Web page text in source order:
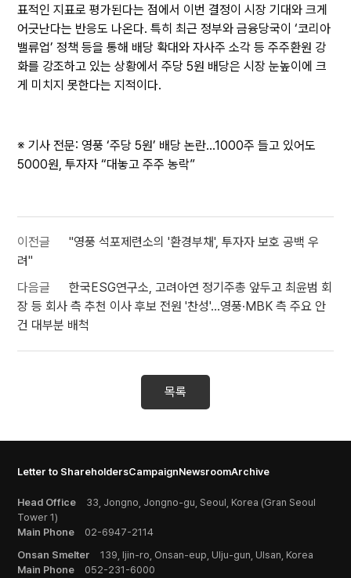
표적인 지표로 평가된다는 점에서 이번 결정이 시장 기대와 크게
어긋난다는 반응도 나온다. 특히 최근 정부와 금융당국이 ‘코리아
밸류업’ 정책 등을 통해 배당 확대와 자사주 소각 등 주주환원 강
화를 강조하고 있는 상황에서 주당 5원 배당은 시장 눈높이에 크
게 미치지 못한다는 지적이다.
※ 기사 전문:영풍 ‘주당 5원’ 배당 논란…1000주 들고 있어도
5000원, 투자자 “대놓고 주주 농락”
이전글
"영풍 석포제련소의 '환경부채', 투자자 보호 공백 우
려"
다음글
한국ESG연구소, 고려아연 정기주총 앞두고 최윤범 회
장 등 회사 측 추천 이사 후보 전원 '찬성'…영풍·MBK 측 주요 안
건 대부분 배척
목록
Letter to ShareholdersCampaignNewsroomArchive
Head Office
33, Jongno, Jongno-gu, Seoul, Korea (Gran Seoul
Tower 1)
Main Phone
02-6947-2114
Onsan Smelter
139, Ijin-ro, Onsan-eup, Ulju-gun, Ulsan, Korea
Main Phone
052-231-6000